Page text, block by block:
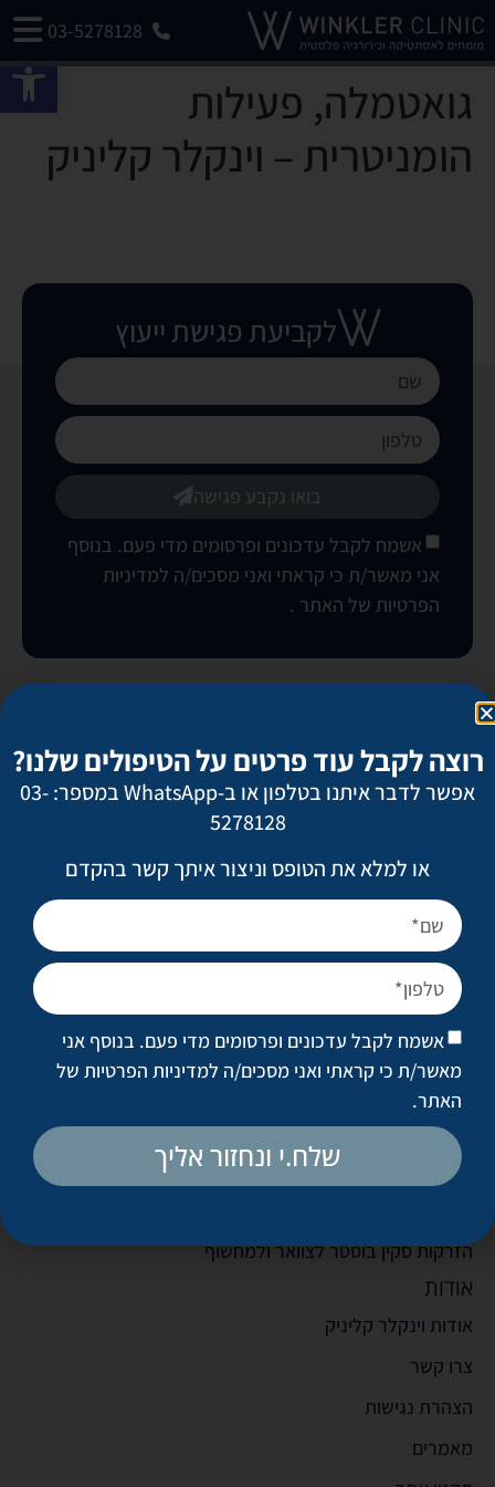
03-5278128
גואטמלה, פעילות
הומניטרית – וינקלר קליניק
לקביעת פגישת ייעוץ
אשמח לקבל עדכונים ופרסומים מדי פעם. בנוסף
אני מאשר/ת כי קראתי ואני מסכים/ה למדיניות
הפרטיות של האתר .
בואו נקבע פגישה
מתיחת פנים
ניתוח אף
שאיבת שומן מונחית לייזר
טיפול בצלקות ובצלקות אקנה
טיפולים פופולריים
הצערת עור הפנים (טיקסל)
מילוי קמטים
הזרקות בוטוקס
עיבוי שפתיים
הזרקות סקין בוסטר לצוואר ולמחשוף
אודות
אודות וינקלר קליניק
צרו קשר
הצהרת נגישות
מאמרים
רוצה לקבל עוד פרטים על הטיפולים שלנו?
אפשר לדבר איתנו בטלפון או ב-WhatsApp במספר: 03-
5278128
או למלא את הטופס וניצור איתך קשר בהקדם
אשמח לקבל עדכונים ופרסומים מדי פעם. בנוסף אני
מאשר/ת כי קראתי ואני מסכים/ה למדיניות הפרטיות של
האתר.
שלח.י ונחזור אליך